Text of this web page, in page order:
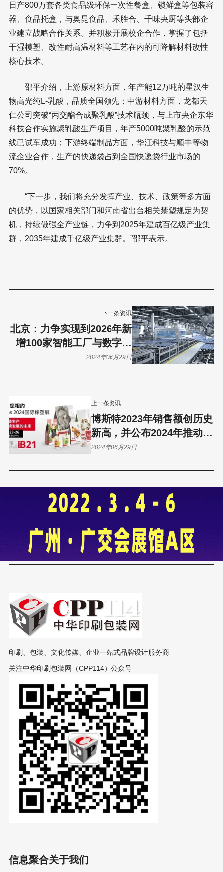
日产800万套各类食品级环保一次性餐盒、锁鲜盒等包装容
器、食品托盒，与奥昆食品、禾胜合、千味央厨等头部企
业建立战略合作关系。并积极开展校企合作，掌握了包括
干湿模塑、改性耐高温材料等工艺在内的可降解材料改性
核心技术。
邵平介绍，上游原材料方面，年产能12万吨的星汉生
物高光纯L-乳酸，品质全国领先；中游材料方面，龙都天
仁公司突破“丙交酯合成聚乳酸”技术瓶颈，与上市央企东华
科技合作实施聚乳酸生产项目，年产5000吨聚乳酸的示范
线已试车成功；下游终端制品方面，华江科技与顺丰等物
流企业合作，生产的快递袋占到全国快递袋行业市场的
70%。
“下一步，我们将充分发挥产业、技术、政策等多方面
的优势，以国家相关部门和河南省出台相关禁塑规定为契
机，持续做强全产业链，力争到2025年建成百亿级产业集
群，2035年建成千亿级产业集群。”邵平表示。
上一条资讯
博斯特2023年销售额创历史
新高，并公布2024年推动大
中华区增长新战略
2024年06月29日
下一条资讯
北京：力争实现到2026年新
增100家智能工厂与数字化
车间
2024年06月29日
印刷、包装、文化传媒、企业一站式品牌设计服务商
关注中华印刷包装网（CPP114）公众号
信息聚合关于我们